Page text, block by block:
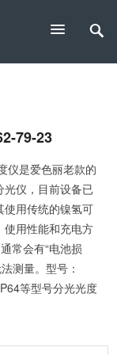
79-23
仪是爱色丽老款的
光仪，目前设备已
使用传统的镍氢可
使用性能和充电方
常会有“电池损
测量。型号：
等型号分光光度